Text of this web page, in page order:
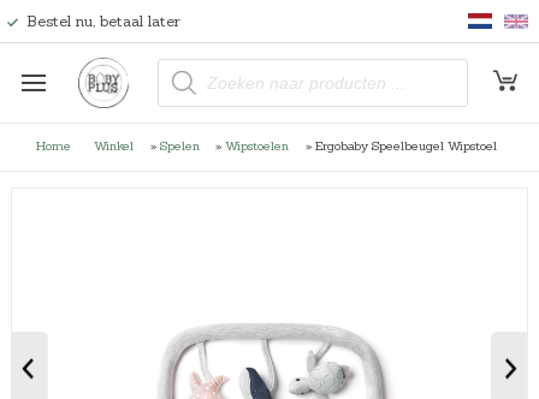
Bestel nu, betaal later
P
o
c
Home Winkel » Spelen » Wipstoelen » Ergobaby Speelbeugel Wipstoel